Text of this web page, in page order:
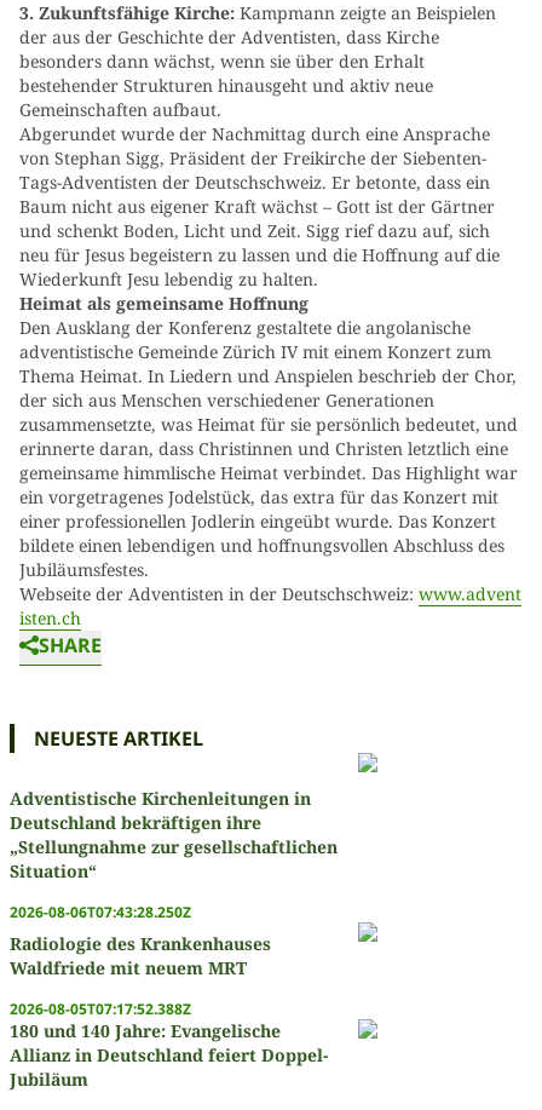
3. Zukunftsfähige Kirche: Kampmann zeigte an Beispielen
der aus der Geschichte der Adventisten, dass Kirche
besonders dann wächst, wenn sie über den Erhalt
bestehender Strukturen hinausgeht und aktiv neue
Gemeinschaften aufbaut.
Abgerundet wurde der Nachmittag durch eine Ansprache
von Stephan Sigg, Präsident der Freikirche der Siebenten-
Tags-Adventisten der Deutschschweiz. Er betonte, dass ein
Baum nicht aus eigener Kraft wächst – Gott ist der Gärtner
und schenkt Boden, Licht und Zeit. Sigg rief dazu auf, sich
neu für Jesus begeistern zu lassen und die Hoffnung auf die
Wiederkunft Jesu lebendig zu halten.
Heimat als gemeinsame Hoffnung
Den Ausklang der Konferenz gestaltete die angolanische
adventistische Gemeinde Zürich IV mit einem Konzert zum
Thema Heimat. In Liedern und Anspielen beschrieb der Chor,
der sich aus Menschen verschiedener Generationen
zusammensetzte, was Heimat für sie persönlich bedeutet, und
erinnerte daran, dass Christinnen und Christen letztlich eine
gemeinsame himmlische Heimat verbindet. Das Highlight war
ein vorgetragenes Jodelstück, das extra für das Konzert mit
einer professionellen Jodlerin eingeübt wurde. Das Konzert
bildete einen lebendigen und hoffnungsvollen Abschluss des
Jubiläumsfestes.
Webseite der Adventisten in der Deutschschweiz: www.advent
isten.ch
SHARE
NEUESTE ARTIKEL
Adventistische Kirchenleitungen in
Deutschland bekräftigen ihre
„Stellungnahme zur gesellschaftlichen
Situation“
2026-08-06T07:43:28.250Z
Radiologie des Krankenhauses
Waldfriede mit neuem MRT
2026-08-05T07:17:52.388Z
180 und 140 Jahre: Evangelische
Allianz in Deutschland feiert Doppel-
Jubiläum